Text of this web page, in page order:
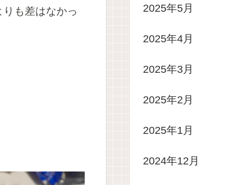
も差はなかっ
2025年5月
2025年4月
2025年3月
2025年2月
2025年1月
2024年12月